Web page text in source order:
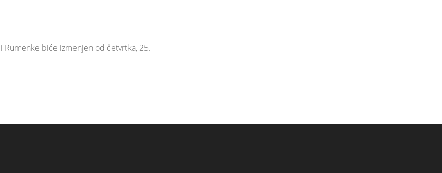
Rumenke biće izmenjen od četvrtka, 25.